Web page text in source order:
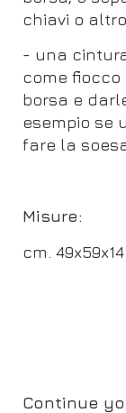
chiavi o altro.
- una
come
borsa e
esempio se
fare la
Misure:
cm. 49x59x14
Continue